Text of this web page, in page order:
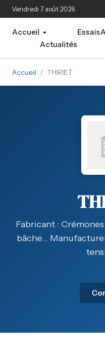
Aller au contenu principal
Vendredi 7 août 2026
Accueil
Actualités
Essais
Accueil / THIRIET
Fabricant :
bâche…